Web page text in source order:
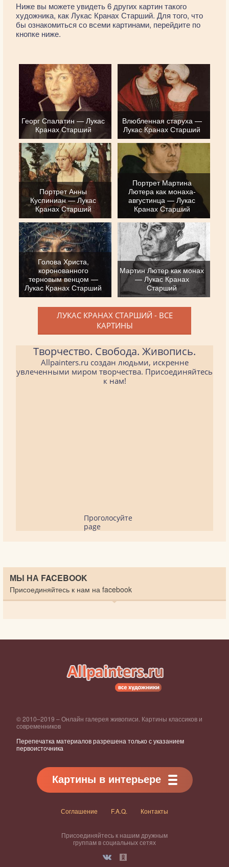
Ниже вы можете увидеть 6 других картин такого
художника, как Лукас Кранах Старший. Для того, что
бы ознакомиться со всеми картинами, перейдите по
кнопке ниже.
Георг Спалатин — Лукас
Кранах Старший
Влюбленная старуха —
Лукас Кранах Старший
Портрет Анны
Куспиниан — Лукас
Кранах Старший
Портрет Мартина
Лютера как монаха-
августинца — Лукас
Кранах Старший
Голова Христа,
коронованного
терновым венцом —
Лукас Кранах Старший
Мартин Лютер как монах
— Лукас Кранах
Старший
ЛУКАС КРАНАХ СТАРШИЙ - ВСЕ
КАРТИНЫ
Творчество. Свобода. Живопись.
Allpainters.ru создан людьми, искренне
увлеченными миром творчества. Присоединяйтесь
к нам!
Проголосуйте
page
МЫ НА FACEBOOK
Присоединяйтесь к нам на facebook
© 2010–2019 – Онлайн галерея живописи. Картины классиков и
современников
Перепечатка материалов разрешена только с указанием
первоисточника
Картины в интерьере
Соглашение F.A.Q. Контакты
Присоединяйтесь к нашим дружным
группам в социальных сетях